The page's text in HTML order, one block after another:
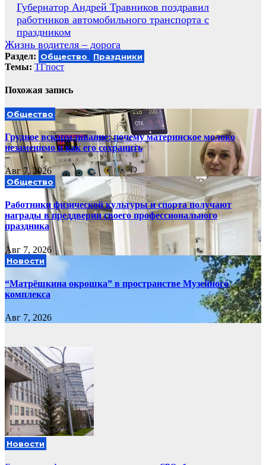
Навигация
по
записям
Губернатор Андрей Травников поздравил
работников автомобильного транспорта с
праздником
Жизнь водителя – дорога
Раздел: Общество Праздники
Темы: ТГпост
Похожая запись
Общество
Грудное вскармливание: почему материнское молоко
незаменимо и как его сохранить
Авг 7, 2026
Общество
Работники физической культуры и спорта получают
награды в преддверии своего профессионального
праздника
Авг 7, 2026
Новости
“Матрёшкина окрошка” в пространстве Музейного
комплекса
Авг 7, 2026
Новости